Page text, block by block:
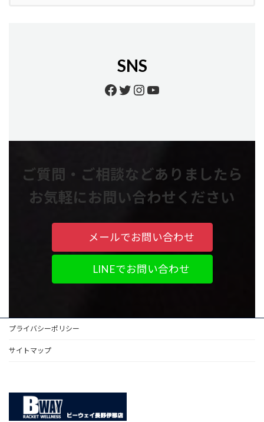
SNS
Facebook
Twitter
Instagram
YouTube
ご質問・ご相談などありましたら
お気軽にお問い合わせください
メールでお問い合わせ
LINEでお問い合わせ
プライバシーポリシー
サイトマップ